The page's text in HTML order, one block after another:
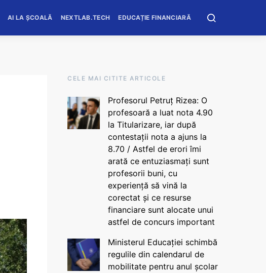
AI LA ȘCOALĂ NEXTLAB.TECH EDUCAȚIE FINANCIARĂ
CELE MAI CITITE ARTICOLE
Profesorul Petruț Rizea: O
profesoară a luat nota 4.90
la Titularizare, iar după
contestații nota a ajuns la
8.70 / Astfel de erori îmi
arată ce entuziasmați sunt
profesorii buni, cu
experiență să vină la
corectat și ce resurse
financiare sunt alocate unui
astfel de concurs important
Ministerul Educației schimbă
regulile din calendarul de
mobilitate pentru anul școlar